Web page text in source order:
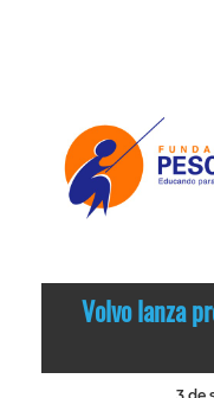
Volvo lanza